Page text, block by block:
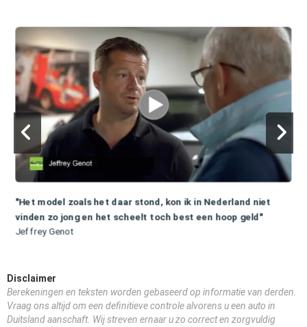
"Het model zoals het daar stond, kon ik in Nederland niet
vinden zo jong en het scheelt toch best een hoop geld"
Jeffrey Genot
Disclaimer
Berekeningen en teksten worden gebaseerd op informatie van derden.
Vraag ons altijd om een definitieve controle alvorens u een auto in
Duitsland aanschaft. Wij streven ernaar u zo correct en zorgvuldig